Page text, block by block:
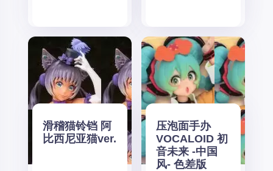
滑稽猫铃铛 阿
比西尼亚猫ver.
压泡面手办
VOCALOID 初
音未来 -中国
风- 色差版